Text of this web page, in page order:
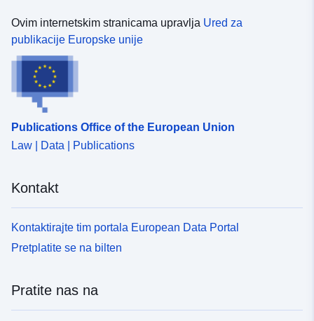
Ovim internetskim stranicama upravlja Ured za
publikacije Europske unije
Publications Office of the European Union
Law | Data | Publications
Kontakt
Kontaktirajte tim portala European Data Portal
Pretplatite se na bilten
Pratite nas na